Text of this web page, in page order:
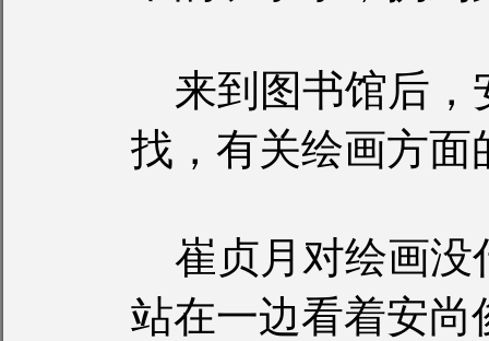
来到图书馆后，
找，有关绘画方面
崔贞月对绘画没
站在一边看着安尚